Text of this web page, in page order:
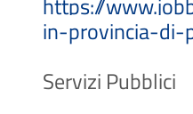
https://
in-provincia-di-
Servizi Pubblici